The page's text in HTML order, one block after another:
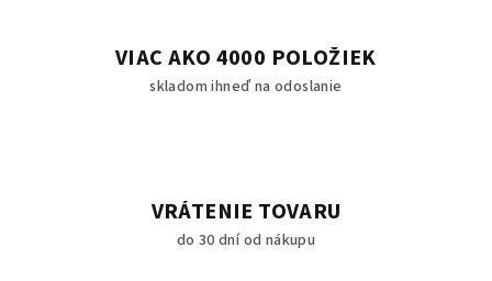
VIAC AKO 4000 POLOŽIEK
skladom ihneď na odoslanie
VRÁTENIE TOVARU
do 30 dní od nákupu